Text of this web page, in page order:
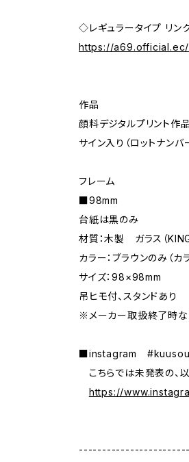
◇レギュラータイプ リン
https://
作品
顔料デジタルプリント作
サイン入り（ロットナンバ
フレーム
■98mm
台紙は黒のみ
材質：木製 ガラス（KING
カラー：ブラウンのみ（カ
サイズ：98×98mm
吊ヒモ付、スタンドあり
※メーカー取扱終了時な
■instagram
こちらでは未発表の、
https://